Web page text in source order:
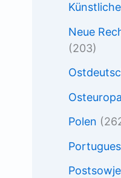
Neue
(203)
Osteuropa
Polen